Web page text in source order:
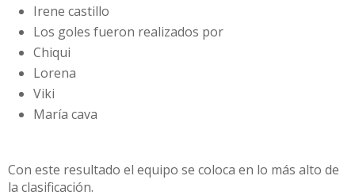
Irene castillo
Los goles fueron realizados por
Chiqui
Lorena
Viki
María cava
Con este resultado el equipo se coloca en lo más alto de
la clasificación.